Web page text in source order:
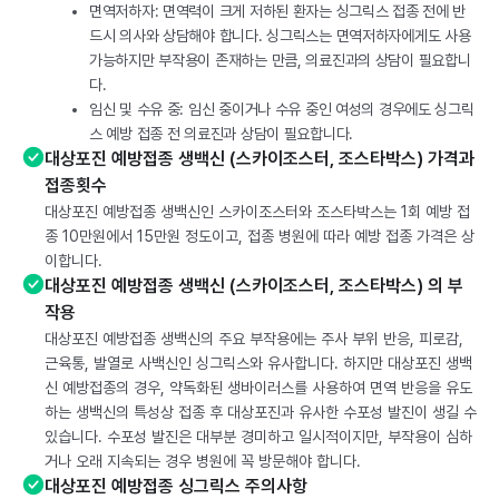
면역저하자: 면역력이 크게 저하된 환자는 싱그릭스 접종 전에 반
드시 의사와 상담해야 합니다. 싱그릭스는 면역저하자에게도 사용
가능하지만 부작용이 존재하는 만큼, 의료진과의 상담이 필요합니
다.
임신 및 수유 중: 임신 중이거나 수유 중인 여성의 경우에도 싱그릭
스 예방 접종 전 의료진과 상담이 필요합니다.
대상포진 예방접종 생백신 (스카이조스터, 조스타박스) 가격과
접종횟수
대상포진 예방접종 생백신인 스카이조스터와 조스타박스는 1회 예방 접
종 10만원에서 15만원 정도이고, 접종 병원에 따라 예방 접종 가격은 상
이합니다.
대상포진 예방접종 생백신 (스카이조스터, 조스타박스) 의 부
작용
대상포진 예방접종 생백신의 주요 부작용에는 주사 부위 반응, 피로감,
근육통, 발열로 사백신인 싱그릭스와 유사합니다. 하지만 대상포진 생백
신 예방접종의 경우, 약독화된 생바이러스를 사용하여 면역 반응을 유도
하는 생백신의 특성상 접종 후 대상포진과 유사한 수포성 발진이 생길 수
있습니다. 수포성 발진은 대부분 경미하고 일시적이지만, 부작용이 심하
거나 오래 지속되는 경우 병원에 꼭 방문해야 합니다.
대상포진 예방접종 싱그릭스 주의사항